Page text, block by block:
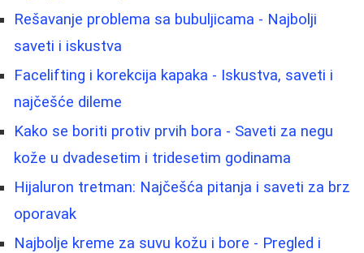
Rešavanje problema sa bubuljicama - Najbolji
saveti i iskustva
Facelifting i korekcija kapaka - Iskustva, saveti i
najčešće dileme
Kako se boriti protiv prvih bora - Saveti za negu
kože u dvadesetim i tridesetim godinama
Hijaluron tretman: Najčešća pitanja i saveti za brz
oporavak
Najbolje kreme za suvu kožu i bore - Pregled i